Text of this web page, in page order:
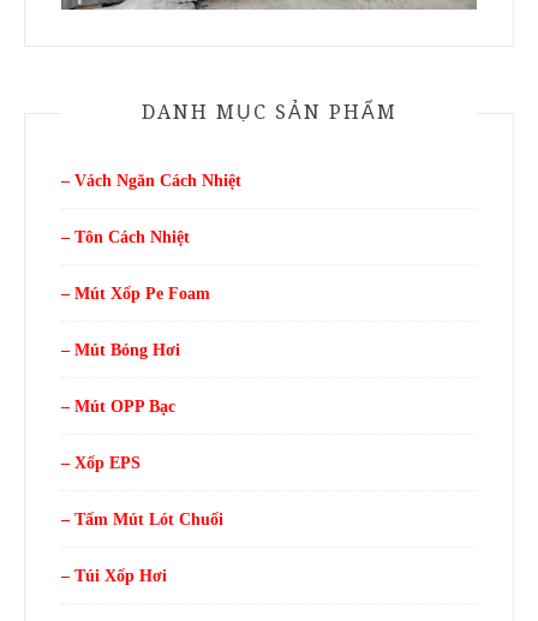
DANH MỤC SẢN PHẨM
– Vách Ngăn Cách Nhiệt
– Tôn Cách Nhiệt
– Mút Xốp Pe Foam
– Mút Bóng Hơi
– Mút OPP Bạc
– Xốp EPS
– Tấm Mút Lót Chuối
– Túi Xốp Hơi